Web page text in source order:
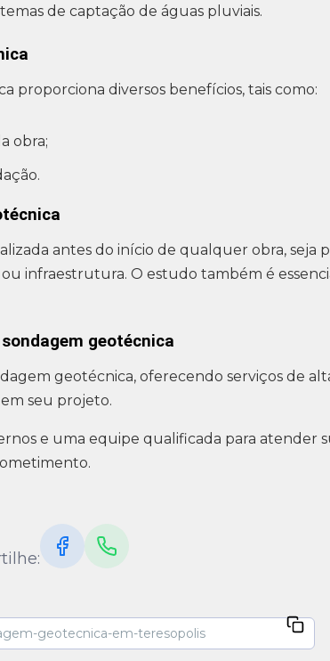
de captação de águas pluviais.
proporciona diversos benefícios, tais como:
obra;
antes do início de qualquer obra, seja
infraestrutura. O estudo também é
geotécnica
geotécnica, oferecendo serviços de
seu projeto.
e uma equipe qualificada para atender